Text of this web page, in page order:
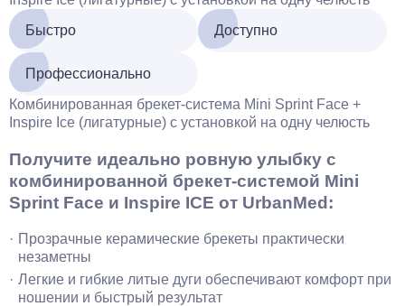
Быстро Доступно
Профессионально
Комбинированная брекет-система Mini Sprint Face +
Inspire Ice (лигатурные) с установкой на одну челюсть
Получите идеально ровную улыбку с
комбинированной брекет-системой Mini
Sprint Face и Inspire ICE от UrbanMed:
Прозрачные керамические брекеты практически
незаметны
Легкие и гибкие литые дуги обеспечивают комфорт при
ношении и быстрый результат